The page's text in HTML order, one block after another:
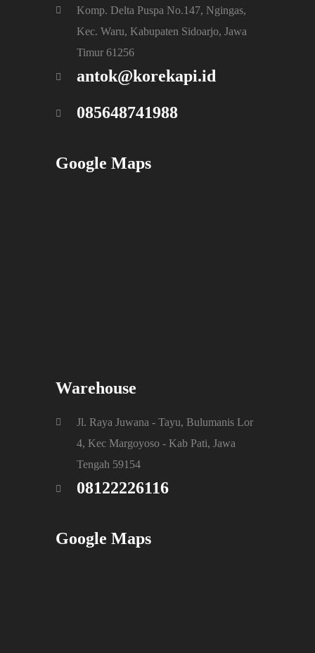
Komp. Delta Puspa No.147, Ngingas,
Kec. Waru, Kabupaten Sidoarjo, Jawa
Timur 61256
antok@korekapi.id
085648741988
Google Maps
Warehouse
Jl. Raya Juwana - Tayu, Bulumanis Lor
4, Kec Margoyoso - Kab Pati, Jawa
Tengah 59154
08122226116
Google Maps